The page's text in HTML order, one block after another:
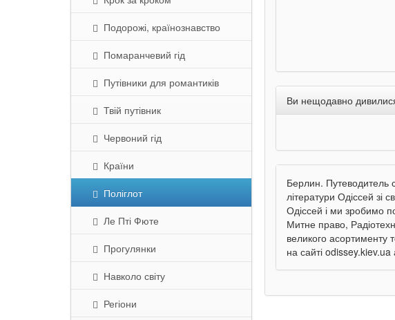
Подорожі, країнознавство
Помаранчевий гід
Путівники для романтиків
Твій путівник
Червоний гід
Країни
Поліглот
Ле Пті Фюте
Прогулянки
Навколо світу
Регіони
Ви нещодавно
Берлин. Путеводитель
літератури Одіссей зі
Одіссей і ми зробимо
Митне право,
великого асортименту
на сайті